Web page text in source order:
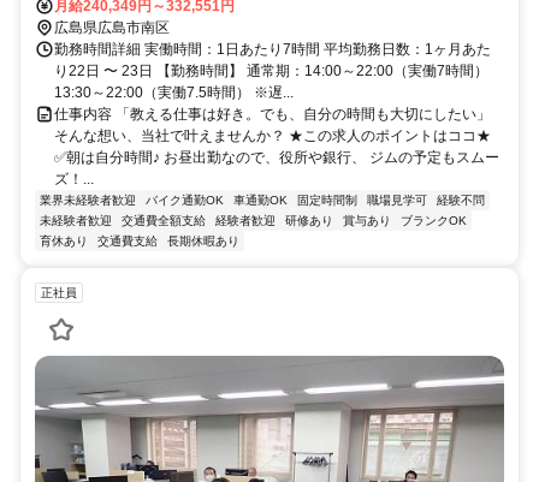
月給240,349円～332,551円
広島県広島市南区
勤務時間詳細 実働時間：1日あたり7時間 平均勤務日数：1ヶ月あた
り22日 〜 23日 【勤務時間】 通常期：14:00～22:00（実働7時間）
13:30～22:00（実働7.5時間） ※遅...
仕事内容 「教える仕事は好き。でも、自分の時間も大切にしたい」
そんな想い、当社で叶えませんか？ ★この求人のポイントはココ★
✅朝は自分時間♪ お昼出勤なので、役所や銀行、 ジムの予定もスムー
ズ！...
業界未経験者歓迎 バイク通勤OK 車通勤OK 固定時間制 職場見学可
経験不問
未経験者歓迎
交通費全額支給 経験者歓迎 研修あり 賞与あり
ブランクOK
育休あり
交通費支給 長期休暇あり
正社員